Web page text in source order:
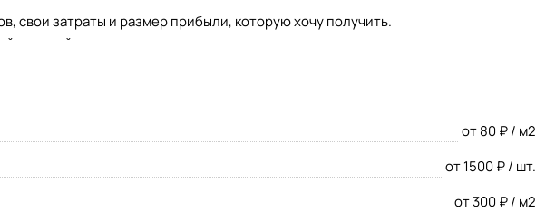
свои затраты и размер прибыли, которую хочу получить.
дорогой.
выполненной работы и обслуживания.
от 80 ₽ / м2
от 1500 ₽ / шт.
от 300 ₽ / м2